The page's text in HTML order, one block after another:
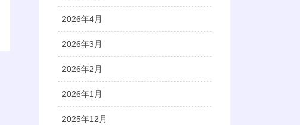
2026年4月
2026年3月
2026年2月
2026年1月
2025年12月